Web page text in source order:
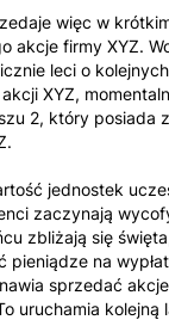
więc w
akcje firmy XYZ.
leci o
XYZ,
2, który posiada
jednostek
zaczynają
zbliżają się
pieniądze na
sprzedać
uruchamia kolejną